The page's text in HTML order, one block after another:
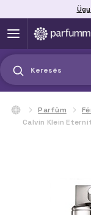
Keresés
Parfüm
Calvin Klein